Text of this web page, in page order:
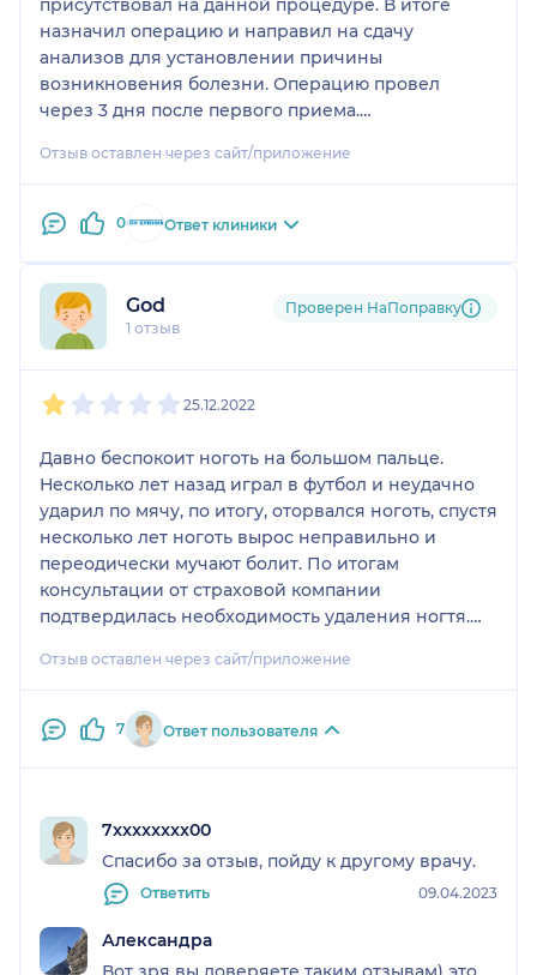
назначил операцию и направил на сдачу
анализов для установлении причины
возникновения болезни. Операцию провел
через 3 дня после первого приема.
безумно довольна. Однозначно рекомендую!!!
Отзыв оставлен через сайт/приложение
0 Ответ клиники
God
1 отзыв
Проверен НаПоправку
25.12.2022
Давно беспокоит ноготь на большом пальце.
Несколько лет назад играл в футбол и неудачно
ударил по мячу, по итогу, оторвался ноготь, спустя
несколько лет ноготь вырос неправильно и
переодически мучают болит. По итогам
консультации от страховой компании
подтвердилась необходимость удаления ногтя.
предложено вечернее время приема, а именно в
данное время. В 20:00 поступил звонок от
администрации с просьбой подтвердить прием и
минут оформлялся на ресепшене, а после мне
сказали номер кабинета и я пошел к специалисту.
Чтобы сэкономить время предложили взять вещи
с собой. Я поднялся на нужный этаж и постучался
в кабинет. Открыл дверь со словам
«Здравствуйте, можно ?» на что доктор в грубой
Отзыв оставлен через сайт/приложение
7 Ответ пользователя
7xxxxxxxx00
Спасибо за отзыв, пойду к другому врачу.
Ответить 09.04.2023
Александра